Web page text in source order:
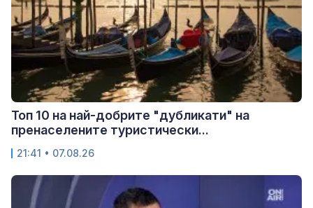
Топ 10 на най-добрите "дубликати" на
пренаселените туристически...
21:41 • 07.08.26